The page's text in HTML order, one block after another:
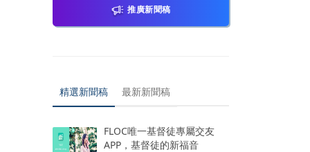
推廣新聞稿
精選新聞稿 最新新聞稿
FLOC唯一基督徒專屬交友
APP，基督徒的新福音